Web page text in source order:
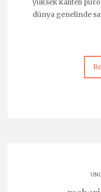
yüksek kaliteli puro
dünya genelinde